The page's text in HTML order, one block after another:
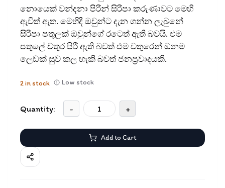
නොයෙක් වන්දනා පිරින් සිරිපා කරුණාවට මෙහි
ඇවිත් ඇත. මෙහිදී ඔවුන්ට දැන ගන්න ලැබුනේ
සිරිපා පතුලක් ඔවුන්ගේ රටෙත් ඇති බවයි. එම
පතුලේ වතුර පිරී ඇති බවත් එම වතුරෙන් ඔනම
ලෙඩක් සුව කල හැකි බවත් ජනප්‍රවාදයකි.
2in stock Low stock
Quantity: - +
Add to Cart